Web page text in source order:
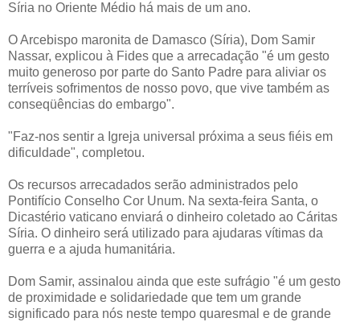
Síria no Oriente Médio há mais de um ano.
O Arcebispo maronita de Damasco (Síria), Dom Samir
Nassar, explicou à Fides que a arrecadação "é um gesto
muito generoso por parte do Santo Padre para aliviar os
terríveis sofrimentos de nosso povo, que vive também as
conseqüências do embargo".
"Faz-nos sentir a Igreja universal próxima a seus fiéis em
dificuldade", completou.
Os recursos arrecadados serão administrados pelo
Pontifício Conselho Cor Unum. Na sexta-feira Santa, o
Dicastério vaticano enviará o dinheiro coletado ao Cáritas
Síria. O dinheiro será utilizado para ajudaras vítimas da
guerra e a ajuda humanitária.
Dom Samir, assinalou ainda que este sufrágio "é um gesto
de proximidade e solidariedade que tem um grande
significado para nós neste tempo quaresmal e de grande